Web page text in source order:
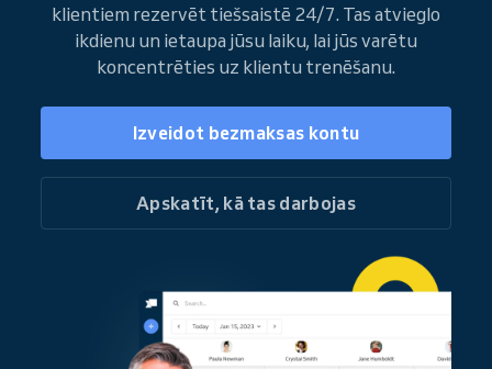
klientiem rezervēt tiešsaistē 24/7. Tas atvieglo
ikdienu un ietaupa jūsu laiku, lai jūs varētu
koncentrēties uz klientu trenēšanu.
Izveidot bezmaksas kontu
Apskatīt, kā tas darbojas